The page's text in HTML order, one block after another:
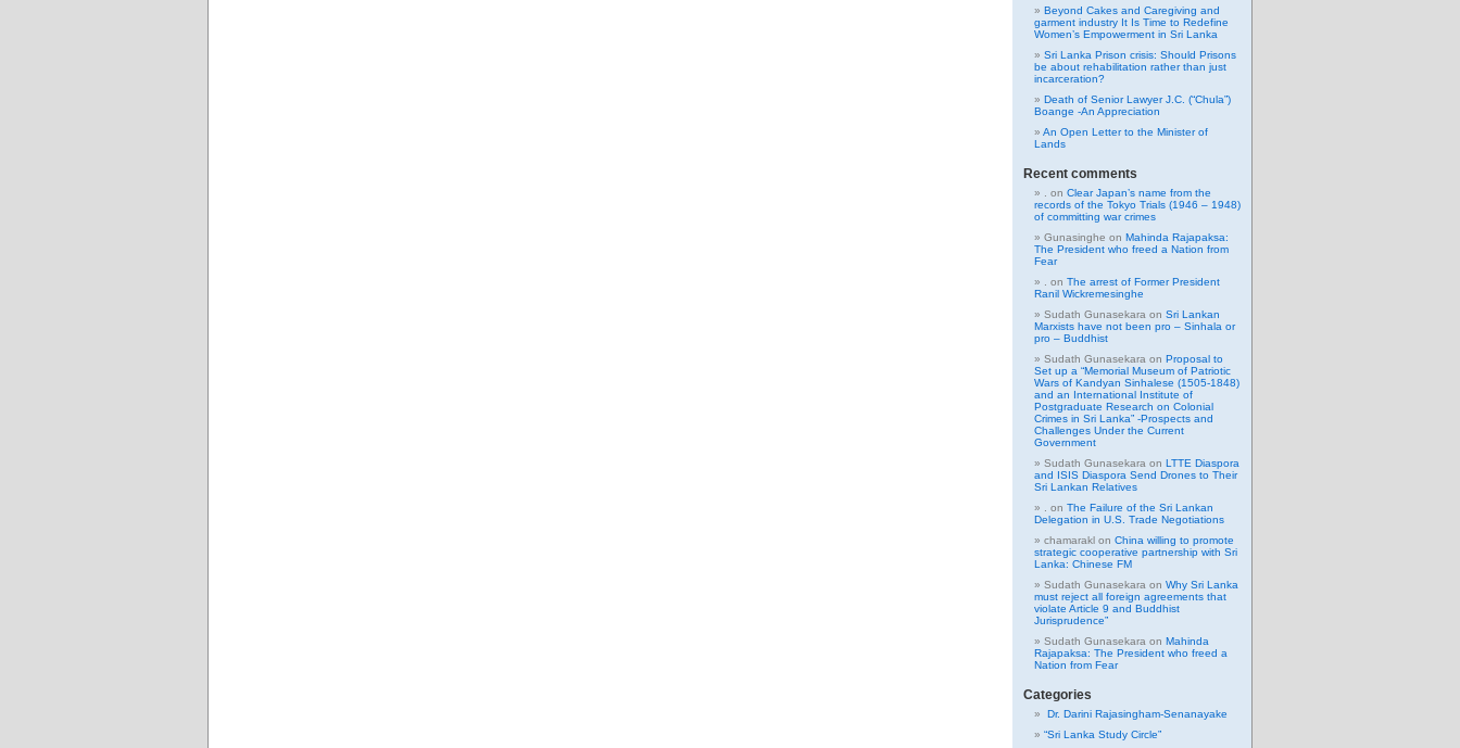
Beyond Cakes and Caregiving and
garment industry It Is Time to Redefine
Women’s Empowerment in Sri Lanka
Sri Lanka Prison crisis: Should Prisons
be about rehabilitation rather than just
incarceration?
Death of Senior Lawyer J.C. (“Chula”)
Boange -An Appreciation
An Open Letter to the Minister of
Lands
Recent comments
on Clear Japan’s name from the
records of the Tokyo Trials (1946 – 1948)
of committing war crimes
Gunasinghe on Mahinda Rajapaksa:
The President who freed a Nation from
Fear
on The arrest of Former President
Ranil Wickremesinghe
Sudath Gunasekara on Sri Lankan
Marxists have not been pro – Sinhala or
pro – Buddhist
Sudath Gunasekara on Proposal to
Set up a “Memorial Museum of Patriotic
Wars of Kandyan Sinhalese (1505-1848)
and an International Institute of
Postgraduate Research on Colonial
Crimes in Sri Lanka” -Prospects and
Challenges Under the Current
Government
Sudath Gunasekara on LTTE Diaspora
and ISIS Diaspora Send Drones to Their
Sri Lankan Relatives
on The Failure of the Sri Lankan
Delegation in U.S. Trade Negotiations
chamarakl on China willing to promote
strategic cooperative partnership with Sri
Lanka: Chinese FM
Sudath Gunasekara on Why Sri Lanka
must reject all foreign agreements that
violate Article 9 and Buddhist
Jurisprudence”
Sudath Gunasekara on Mahinda
Rajapaksa: The President who freed a
Nation from Fear
Categories
Dr. Darini Rajasingham-Senanayake
“Sri Lanka Study Circle”